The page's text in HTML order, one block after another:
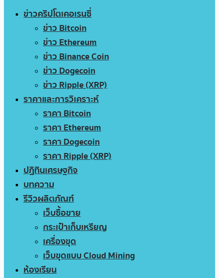
ข่าวคริปโตเคอเรนซี่
ข่าว Bitcoin
ข่าว Ethereum
ข่าว Binance Coin
ข่าว Dogecoin
ข่าว Ripple (XRP)
ราคาและการวิเคราะห์
ราคา Bitcoin
ราคา Ethereum
ราคา Dogecoin
ราคา Ripple (XRP)
ปฏิทินเศรษฐกิจ
บทความ
รีวิวผลิตภัณฑ์
เว็บซื้อขาย
กระเป๋าเก็บเหรียญ
เครื่องขุด
เว็บขุดแบบ Cloud Mining
ห้องเรียน